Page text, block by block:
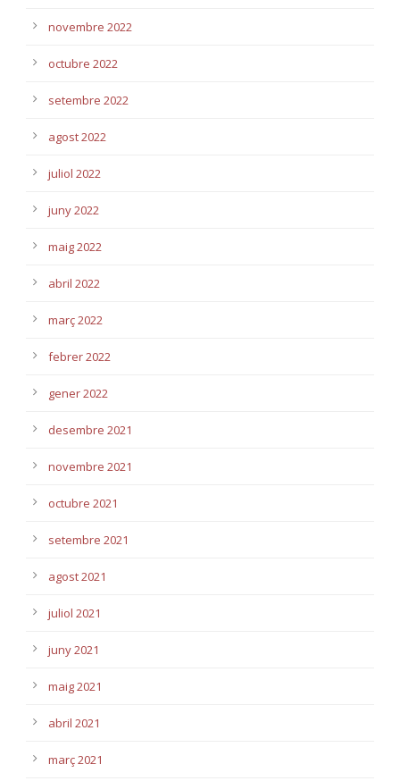
novembre 2022
octubre 2022
setembre 2022
agost 2022
juliol 2022
juny 2022
maig 2022
abril 2022
març 2022
febrer 2022
gener 2022
desembre 2021
novembre 2021
octubre 2021
setembre 2021
agost 2021
juliol 2021
juny 2021
maig 2021
abril 2021
març 2021